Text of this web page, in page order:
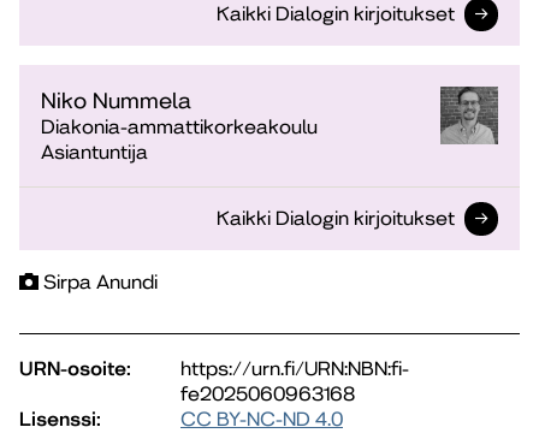
Kaikki Dialogin kirjoitukset
Niko Nummela
Diakonia-ammattikorkeakoulu
Asiantuntija
Kaikki Dialogin kirjoitukset
Sirpa Anundi
URN-osoite:
https://urn.fi/URN:NBN:fi-
fe2025060963168
Lisenssi:
CC BY-NC-ND 4.0